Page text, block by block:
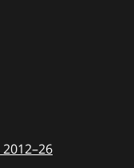
2012–26